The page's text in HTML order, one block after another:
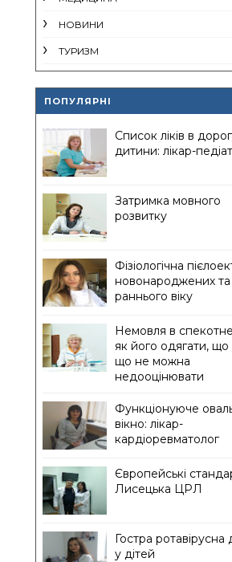
НОВИНИ
ТУРИЗМ
ПОПУЛЯРНІ
Список ліків в
дитини: лікар-
Затримка мовного
розвитку
Фізіологічна
новонароджених та
раннього віку
Немовля в спекотне
як його одягати, що
що не можна
недооцінювати
Функціонуюче
вікно: лікар-
кардіоревматолог
Європейські
Лисецька ЦРЛ
Гостра ротавірусна
у дітей